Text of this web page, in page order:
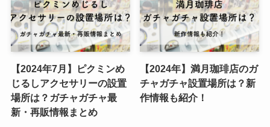
【2024年7月】ピクミンめ
じるしアクセサリーの設置
場所は？ガチャガチャ最
新・再販情報まとめ
【2024年】満月珈琲店のガ
チャガチャ設置場所は？新
作情報も紹介！